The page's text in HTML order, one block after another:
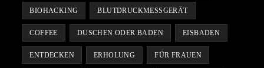
BIOHACKING BLUTDRUCKMESSGERÄT
COFFEE DUSCHEN ODER BADEN EISBADEN
ENTDECKEN ERHOLUNG FÜR FRAUEN